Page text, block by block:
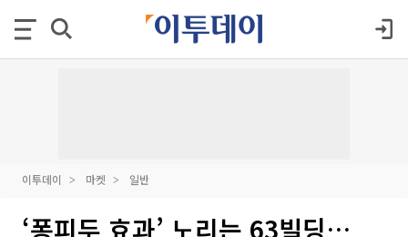
이투데이 마켓 일반
‘퐁피두 효과’ 노리는 63빌딩…